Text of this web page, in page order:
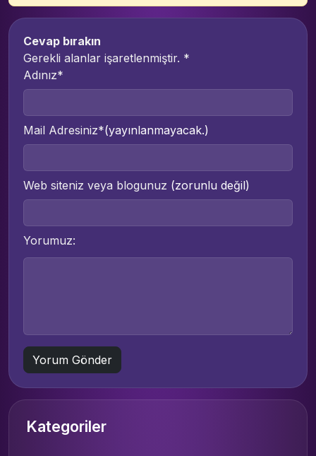
Cevap bırakın
Gerekli alanlar işaretlenmiştir. *
Adınız*
Mail Adresiniz*(yayınlanmayacak.)
Web siteniz veya blogunuz (zorunlu değil)
Yorumuz:
Kategoriler